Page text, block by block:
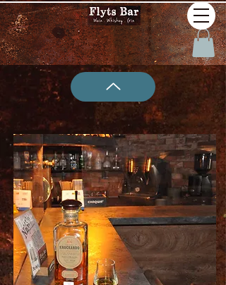
W91 Knockando 1968 Extra
Old Reserve 23 yo